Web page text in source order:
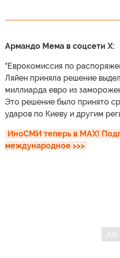
Армандо Мема в соцсети X:
"Еврокомиссия по
Ляйен приняла решение
миллиарда евро из
Это решение было принято
ударов по Киеву и другим
ИноСМИ теперь в MAX!
международное >>>